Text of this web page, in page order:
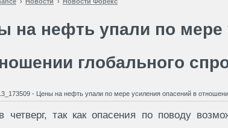
на нефть упали по мере
глобального
четверг, так как опасения по поводу